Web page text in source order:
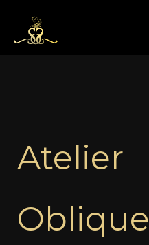
treści
Atelier
Oblique